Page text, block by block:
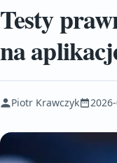
Testy
na
Piotr Krawczyk